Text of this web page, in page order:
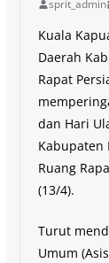
sprit_admin
Kuala
Daerah
Rapat
dan Hari
Kabupaten
Ruang
(13/4).
Turut
Umum